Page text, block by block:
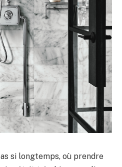
si longtemps, où prendre